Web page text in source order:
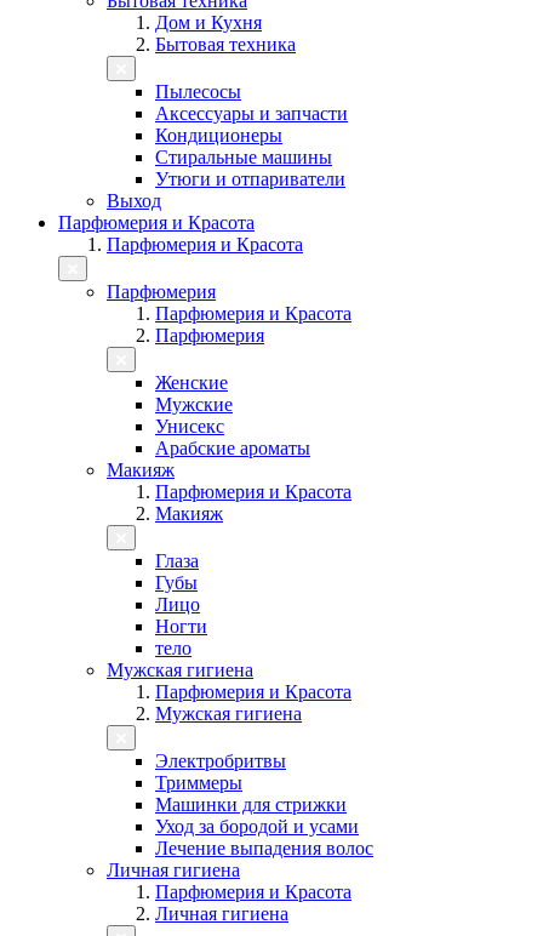
Дом и Кухня
Бытовая техника
Пылесосы
Аксессуары и запчасти
Кондиционеры
Стиральные машины
Утюги и отпариватели
Выход
Парфюмерия и Красота
Парфюмерия и Красота
Парфюмерия
Парфюмерия и Красота
Парфюмерия
Женские
Мужские
Унисекс
Арабские ароматы
Макияж
Парфюмерия и Красота
Макияж
Глаза
Губы
Лицо
Ногти
тело
Мужская гигиена
Парфюмерия и Красота
Мужская гигиена
Электробритвы
Триммеры
Машинки для стрижки
Уход за бородой и усами
Лечение выпадения волос
Личная гигиена
Парфюмерия и Красота
Личная гигиена